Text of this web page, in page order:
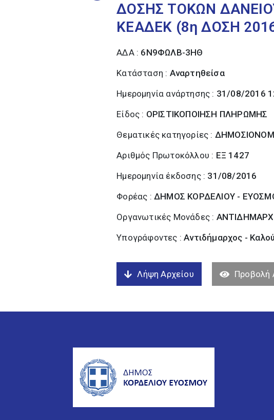
ΔΟΣΗΣ ΤΟΚΩΝ
ΚΕΑΔΕΚ (8η ΔΟΣΗ
ΑΔΑ : 6Ν9ΦΩΛΒ-3ΗΘ
Κατάσταση : Αναρτηθείσα
Ημερομηνία ανάρτησης : 31/08/2016
Είδος : ΟΡΙΣΤΙΚΟΠΟΙΗΣΗ ΠΛΗΡΩΜΗΣ
Θεματικές κατηγορίες :
Αριθμός Πρωτοκόλλου : ΕΞ 1427
Ημερομηνία έκδοσης : 31/08/2016
Φορέας :ΔΗΜΟΣ ΚΟΡΔΕΛΙΟΥ -
Οργανωτικές Μονάδες :
Υπογράφοντες :Αντιδήμαρχος -
Λήψη Αρχείου Προβολή